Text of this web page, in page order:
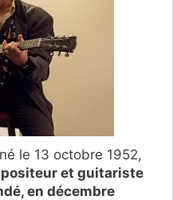
le 13 octobre 1952,
et guitariste
en décembre